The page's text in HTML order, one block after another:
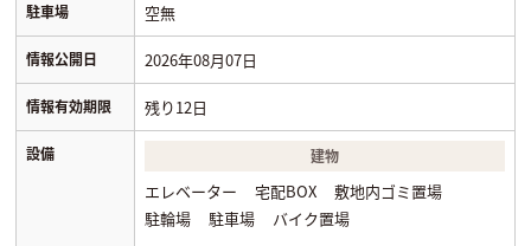
駐車場 空無
情報公開日 2026年08月07日
情報有効期限 残り12日
設備 建物
エレベーター 宅配BOX
敷地内ゴミ置場
駐輪場
駐車場 バイク置場